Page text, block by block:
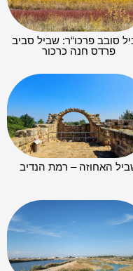
סובב פרכו“ר: שביל סביב
פרדס חנה כרכור
האחוזה – רמת הנדיב